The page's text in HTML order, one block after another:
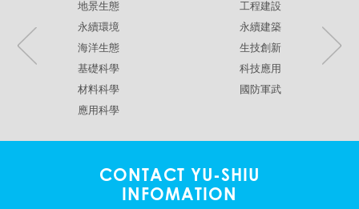
地景生態
永續環境
海洋生態
基礎科學
材料科學
應用科學
工程建設
永續建築
生技創新
科技應用
國防軍武
CONTACT YU-SHIU
INFOMATION